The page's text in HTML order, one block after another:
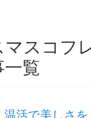
マスコフ
一覧
温活で美しさを